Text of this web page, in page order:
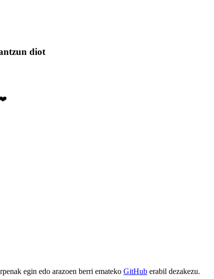
diot
❤️
egin edo arazoen berri emateko GitHub erabil dezakezu.